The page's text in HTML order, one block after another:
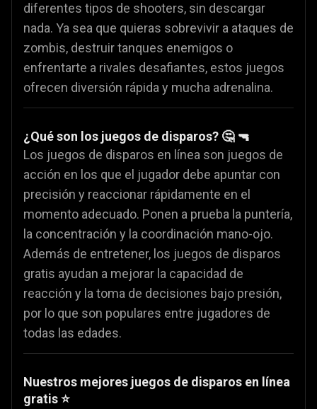
diferentes tipos de shooters, sin descargar
nada. Ya sea que quieras sobrevivir a ataques de
zombis, destruir tanques enemigos o
enfrentarte a rivales desafiantes, estos juegos
ofrecen diversión rápida y mucha adrenalina.
¿Qué son los juegos de disparos? 🤔 🔫
Los juegos de disparos en línea son juegos de
acción en los que el jugador debe apuntar con
precisión y reaccionar rápidamente en el
momento adecuado. Ponen a prueba la puntería,
la concentración y la coordinación mano-ojo.
Además de entretener, los juegos de disparos
gratis ayudan a mejorar la capacidad de
reacción y la toma de decisiones bajo presión,
por lo que son populares entre jugadores de
todas las edades.
Nuestros mejores juegos de disparos en línea
gratis ⭐